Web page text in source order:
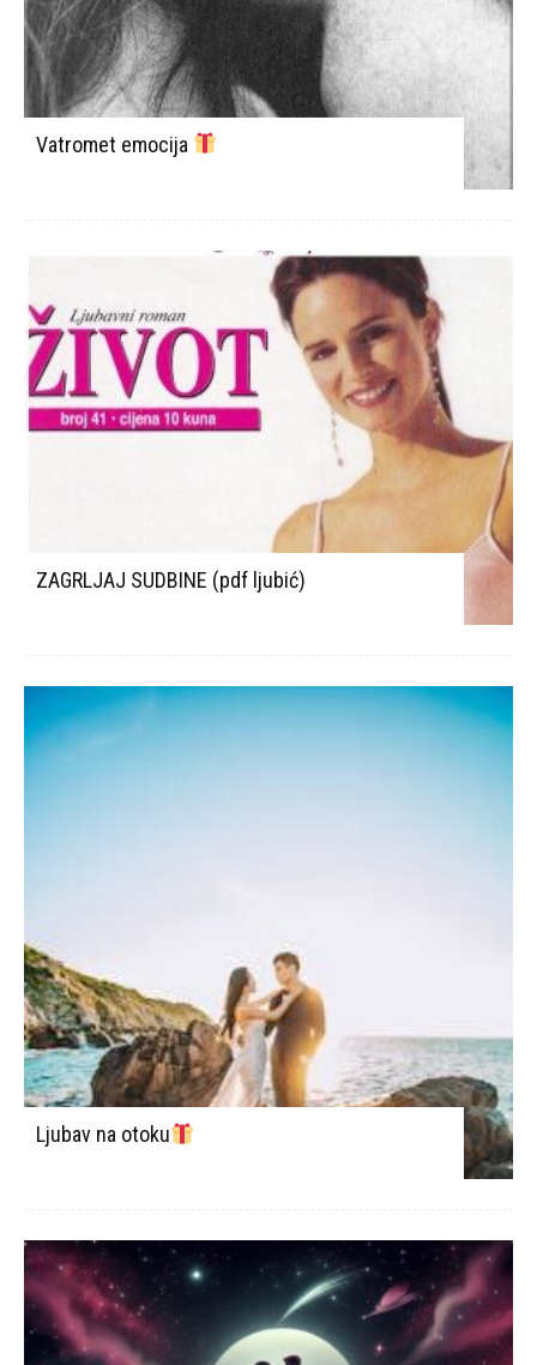
Vatromet emocija
ZAGRLJAJ SUDBINE (pdf ljubić)
Ljubav na otoku